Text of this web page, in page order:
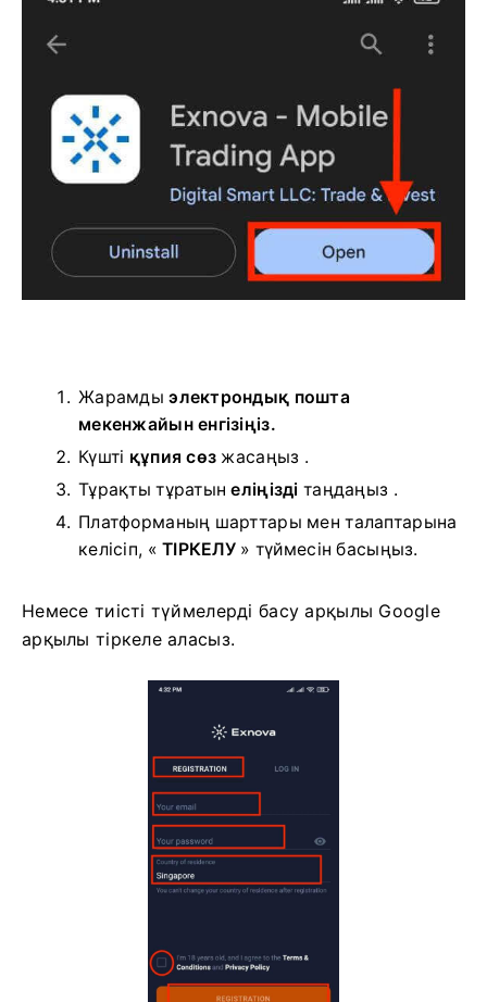
Жарамдыэлектрондық пошта
мекенжайын енгізіңіз.
Күшті құпия сөз жасаңыз .
Тұрақты тұратынеліңізді таңдаңыз .
Платформаның шарттары мен талаптарына
келісіп, «ТІРКЕЛУ » түймесін басыңыз.
Немесе тиісті түймелерді басу арқылы Google
арқылы тіркеле аласыз.